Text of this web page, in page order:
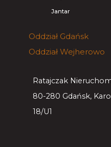
Jantar
Oddział Gdańsk
Oddział Wejherowo
Ratajczak
80-280 Gdańsk,
18/U1